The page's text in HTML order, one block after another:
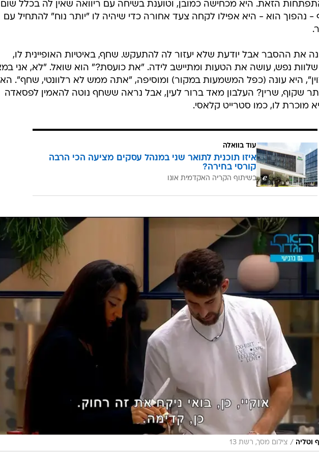
הזאת. היא מכחישה כמובן, וטוענת בשיחה עם ריוואה שאין לה בכלל שום
נהפוך הוא - היא אפילו לקחה צעד אחורה כדי שיהיה לו "יותר נוח" להתחיל עם
את ההסבר אבל יודעת שלא יעזור לה להתעקש. שחף, באיטיות האופיינית לו,
נפש, עושה את הטעות ומתיישב לידה. "את כועסת?" הוא שואל. "לא, אני
היא עונה (כפל המשמעות במקור) ומוסיפה, "אתה ממש לא רלוונטי, שחף".
שקוף, שרין? העלבון מאד ברור לעין, אבל נראה ששחף נוטה להאמין לפסאדה
מוכרת לו, כמו סטרייט קלאסי.
עוד בוואלה
איזו תוכנית לתואר שני במנהל עסקים מציעה הכי הרבה
קורסי בחירה?
בשיתוף הקריה האקדמית אונו
וטליה / צילום מסך, רשת 13